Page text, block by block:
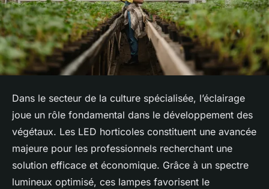
Dans le secteur de la culture spécialisée, l’éclairage
joue un rôle fondamental dans le développement des
végétaux. Les LED horticoles constituent une avancée
majeure pour les professionnels recherchant une
solution efficace et économique. Grâce à un spectre
lumineux optimisé, ces lampes favorisent le